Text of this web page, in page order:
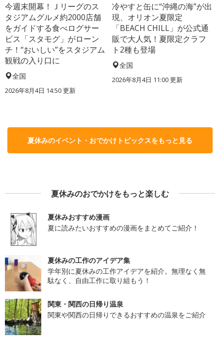
今週末開幕！Ｊリーグのス
タジアムグルメ約2000店舗
をガイドする食べログサー
ビス「スタモグ」がローン
チ！“おいしい”をスタジアム
観戦の入り口に
全国
2026年8月4日 14:50更新
冷やすと缶に“沖縄の海”が出
現、オリオン夏限定
「BEACH CHILL」が公式通
販で大人気！夏限定クラフ
ト2種も登場
全国
2026年8月4日 11:00更新
夏休みのイベント・おでかけトピックスをもっと見る
夏休みのおでかけをもっと楽しむ
夏休みおすすめ漫画
夏に読みたいおすすめの漫画をまとめてご紹介！
夏休みの工作のアイデア集
学年別に夏休みの工作アイデアを紹介。無理なく無
駄なく、自由工作に取り組もう！
関東・関西の日帰り温泉
関東や関西の日帰りできるおすすめの温泉をご紹介